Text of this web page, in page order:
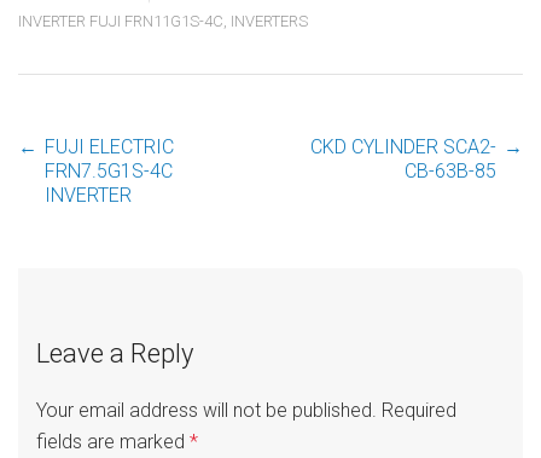
INVERTER FUJI FRN11G1S-4C INVERTERS
Post
← FUJI ELECTRIC
FRN7.5G1S-4C
INVERTER
CKD CYLINDER SCA2-
CB-63B-85
→
Leave a Reply
Your email address will not be published. Required
fields are marked *